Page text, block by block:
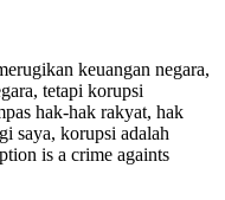
keuangan negara,
tetapi korupsi
hak-hak rakyat, hak
saya, korupsi adalah
is a crime againts